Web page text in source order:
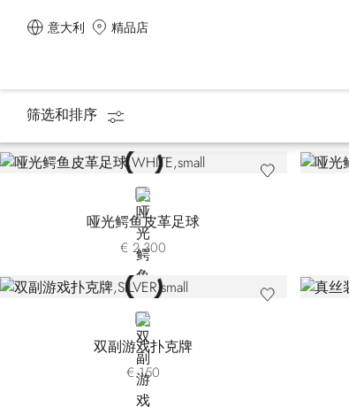
意大利 精品店
主页 生活方式类
筛选和排序
WHITE
哑光鳄鱼皮革足球
€ 2.300
SILVER
双副游戏扑克牌
€ 150